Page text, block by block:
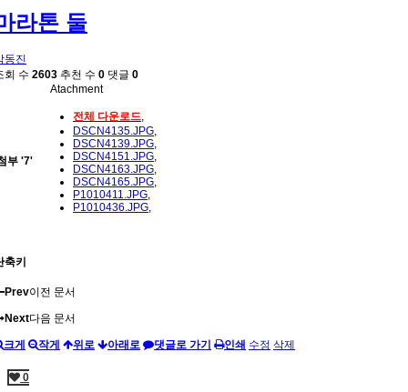
라톤 둘
동진
회 수 2603 추천 수 0 댓글 0
Atachment
부 '7'
전체 다운로드,
DSCN4135.JPG,
DSCN4139.JPG,
DSCN4151.JPG,
DSCN4163.JPG,
DSCN4165.JPG,
P1010411.JPG,
P1010436.JPG,
축키
Prev이전 문서
Next다음 문서
크게 작게 위로 아래로 댓글로 가기 인쇄 수정 삭제
0